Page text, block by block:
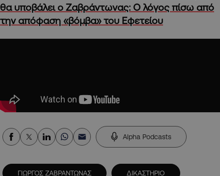
θα υποβάλει ο Ζαβράντωνας: Ο λόγος πίσω από
την απόφαση «βόμβα» του Εφετείου
Alpha Podcasts
ΓΙΩΡΓΟΣ ΖΑΒΡΑΝΤΩΝΑΣ ΔΙΚΑΣΤΗΡΙΟ